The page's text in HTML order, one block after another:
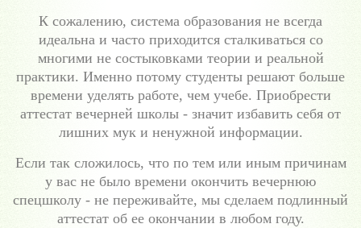
К сожалению, система образования не всегда
идеальна и часто приходится сталкиваться со
многими не состыковками теории и реальной
практики. Именно потому студенты решают больше
времени уделять работе, чем учебе. Приобрести
аттестат вечерней школы - значит избавить себя от
лишних мук и ненужной информации.
Если так сложилось, что по тем или иным причинам
у вас не было времени окончить вечернюю
спецшколу - не переживайте, мы сделаем подлинный
аттестат об ее окончании в любом году.